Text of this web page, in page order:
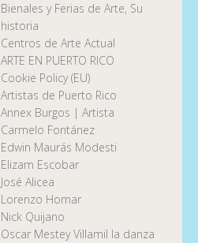
Bienales y Ferias de Arte, Su
historia
Centros de Arte Actual
ARTE EN PUERTO RICO
Cookie Policy (EU)
Artistas de Puerto Rico
Annex Burgos | Artista
Carmelo Fontánez
Edwin Maurás Modesti
Elizam Escobar
José Alicea
Lorenzo Homar
Nick Quijano
Oscar Mestey Villamil la danza